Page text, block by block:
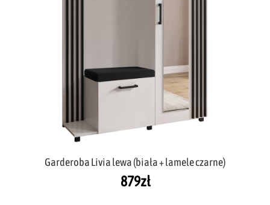
Garderoba Livia lewa (biała + lamele czarne)
879zł